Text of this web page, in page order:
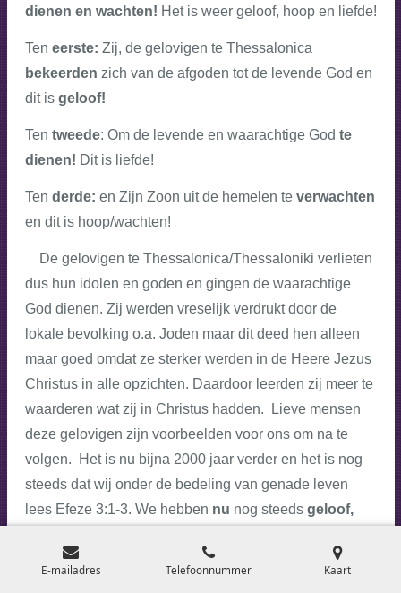
dienen en wachten! Het is weer geloof, hoop en liefde!
Ten eerste: Zij, de gelovigen te Thessalonica
bekeerden zich van de afgoden tot de levende God en
dit is geloof!
Ten tweede: Om de levende en waarachtige God te
dienen! Dit is liefde!
Ten derde: en Zijn Zoon uit de hemelen te verwachten
en dit is hoop/wachten!
De gelovigen te Thessalonica/Thessaloniki verlieten
dus hun idolen en goden en gingen de waarachtige
God dienen. Zij werden vreselijk verdrukt door de
lokale bevolking o.a. Joden maar dit deed hen alleen
maar goed omdat ze sterker werden in de Heere Jezus
Christus in alle opzichten. Daardoor leerden zij meer te
waarderen wat zij in Christus hadden. Lieve mensen
deze gelovigen zijn voorbeelden voor ons om na te
volgen. Het is nu bijna 2000 jaar verder en het is nog
steeds dat wij onder de bedeling van genade leven
lees Efeze 3:1-3. We hebben nu nog steeds geloof,
Jezus Christus vanuit de hemel en Hij zal ons
E-mailadres Telefoonnummer Kaart